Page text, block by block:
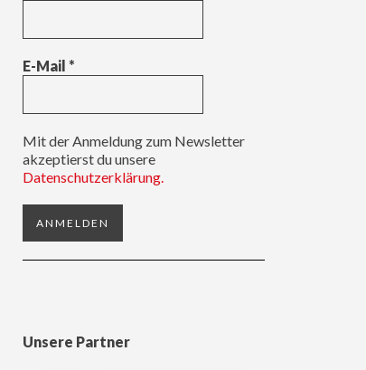
E-Mail *
Mit der Anmeldung zum Newsletter
akzeptierst du unsere
Datenschutzerklärung.
Unsere Partner